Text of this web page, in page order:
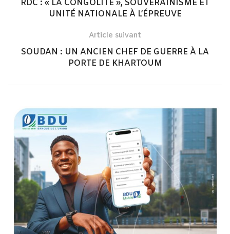
RDC : « LA CONGOLITÉ », SOUVERAINISME ET
UNITÉ NATIONALE À L’ÉPREUVE
Article suivant
SOUDAN : UN ANCIEN CHEF DE GUERRE À LA
PORTE DE KHARTOUM